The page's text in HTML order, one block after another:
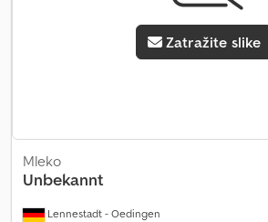
Zatražite slike
Lennestadt - Oedingen
Mleko
Unbekannt